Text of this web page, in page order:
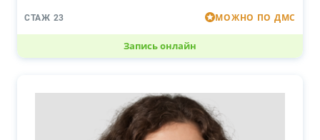
СТАЖ 23 МОЖНО ПО ДМС
Запись онлайн